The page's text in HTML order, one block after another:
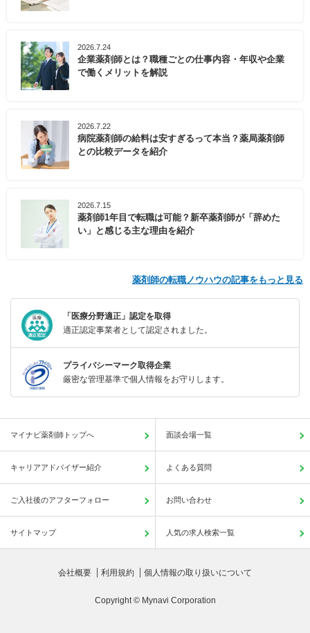
2026.7.24
企業薬剤師とは？職種ごとの仕事内容・年収や企業
で働くメリットを解説
2026.7.22
病院薬剤師の給料は安すぎるって本当？薬局薬剤師
との比較データを紹介
2026.7.15
薬剤師1年目で転職は可能？新卒薬剤師が「辞めた
い」と感じる主な理由を紹介
薬剤師の転職ノウハウの記事をもっと見る
「医療分野適正」認定を取得
適正認定事業者として認定されました。
プライバシーマーク取得企業
厳密な管理基準で個人情報をお守りします。
マイナビ薬剤師トップへ 面談会場一覧
キャリアアドバイザー紹介 よくある質問
ご入社後のアフターフォロー お問い合わせ
サイトマップ 人気の求人検索一覧
会社概要 利用規約 個人情報の取り扱いについて
Copyright © Mynavi Corporation